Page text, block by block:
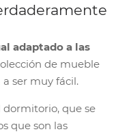
adaptado a las
de mueble
ser muy fácil.
dormitorio, que se
que son las